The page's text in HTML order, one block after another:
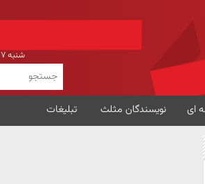
شنبه ۱۷ مرداد ۱۴۰۵
ای نویسندگان مثلث تبلیغات